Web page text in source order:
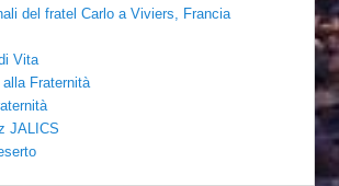
del fratel Carlo a Viviers, Francia
Vita
Fraternità
JALICS